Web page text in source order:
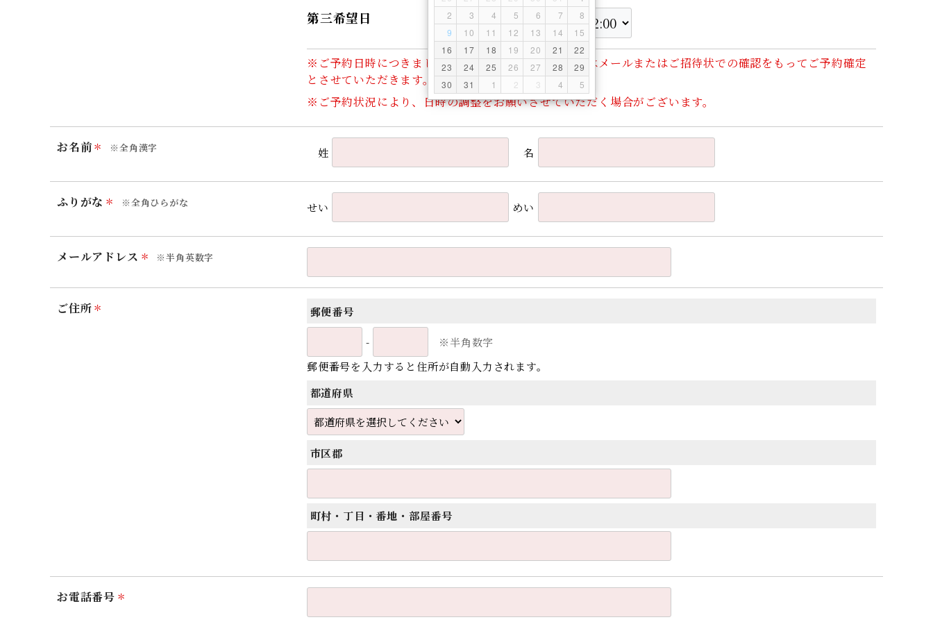
第三希望日
※ご予約日時につきましては、当方からの電話もしくはメールまたはご招待状での確認をもってご予約確定
とさせていただきます。
※ご予約状況により、日時の調整をお願いさせていただく場合がございます。
お名前 ※全角漢字 姓 名
ふりがな ※全角ひらがな せい めい
メールアドレス ※半角英数字
ご住所 郵便番号
-
※半角数字
郵便番号を入力すると住所が自動入力されます。
都道府県
市区郡
町村・丁目・番地・部屋番号
お電話番号
2
3 4 5 6 7
8
9
10 11 12 13 14
15
16
17 18 19 20 21
22
23
24 25 26 27 28
29
30
31 1 2 3 4 5